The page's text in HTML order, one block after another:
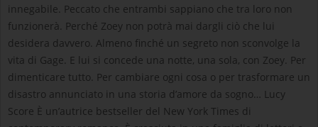
innegabile. Peccato che entrambi sappiano che tra loro non
funzionerà. Perché Zoey non potrà mai dargli ciò che lui
desidera davvero. Almeno finché un segreto non sconvolge la
vita di Gage. E lui si concede una notte, una sola, con Zoey. Per
dimenticare tutto. Per cambiare ogni cosa o per trasformare un
disastro annunciato in una storia d’amore da sogno… Lucy
Score È un’autrice bestseller del New York Times di